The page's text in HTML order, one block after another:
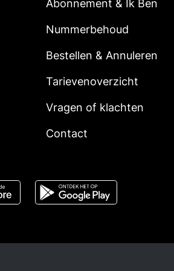
Abonnement & Ik Ben
Nummerbehoud
Bestellen & Annuleren
Tarievenoverzicht
Vragen of klachten
Contact